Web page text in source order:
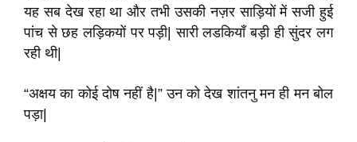
यह सब देख रहा था और तभी उसकी नज़र साड़ियों में सजी हुई
पांच से छह लड़िकयों पर पड़ी| सारी लडकियाँ बड़ी ही सुंदर लग
रही थी|
“अक्षय का कोई दोष नहीं है|” उन को देख शांतनु मन ही मन बोल
पड़ा|